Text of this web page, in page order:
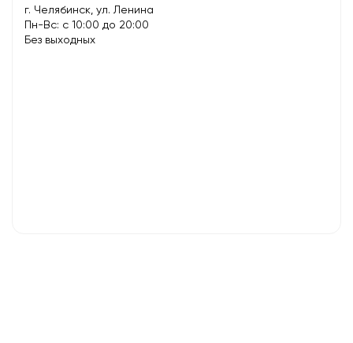
г. Челябинск, ул. Ленина
Пн-Вс: с 10:00 до 20:00
Без выходных